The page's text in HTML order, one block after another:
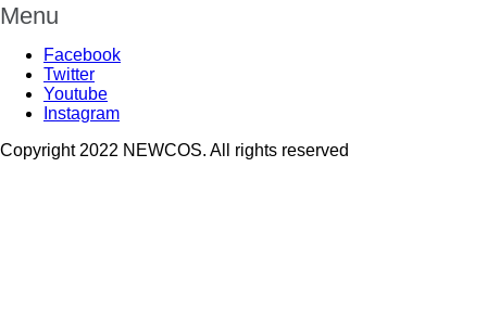
Menu
Facebook
Twitter
Youtube
Instagram
Copyright 2022 NEWCOS. All rights reserved